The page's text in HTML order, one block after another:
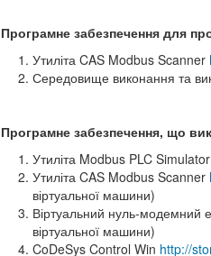
Програмне забезпечення для
Утиліта CAS Modbus Scanner
Середовище виконання та
Програмне забезпечення, що
Утиліта Modbus PLC Simulator
Утиліта CAS Modbus Scanner
віртуальної машини)
Віртуальний нуль-модемний
віртуальної машини)
CoDeSys Control Win http://